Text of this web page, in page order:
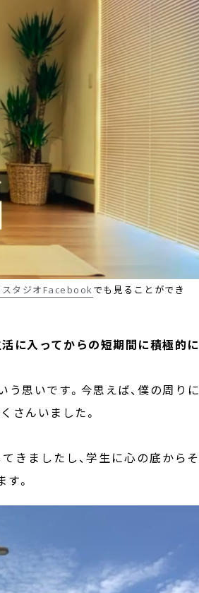
スタジオFacebookでも見ることができ
活に入ってからの短期間に積極的に
う思いです。今思えば、僕の周りに
さんいました。
きましたし、学生に心の底からそ
。